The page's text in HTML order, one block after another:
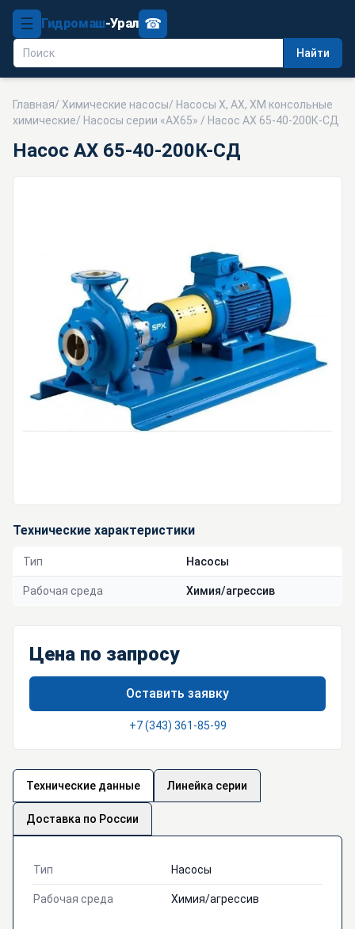
☰ Гидромаш-Урал
Найти
☎
Главная/ Химические насосы/ Насосы Х, АХ, ХМ консольные
химические/ Насосы серии «АХ65» / Насос АХ 65-40-200К-СД
Насос АХ 65-40-200К-СД
Технические характеристики
Тип Насосы
Рабочая среда Химия/агрессив
Цена по запросу
Оставить заявку
+7 (343) 361-85-99
Технические данные Линейка серии
Доставка по России
Тип Насосы
Рабочая среда Химия/агрессив